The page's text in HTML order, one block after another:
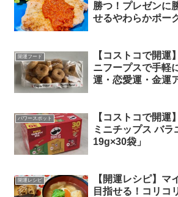
勝つ！プレゼンに
せるやわらかポー
開運フード
【コストコで開運
ニフープスで手軽
運・恋愛運・金運
パワースポット
【コストコで開運
ミニチップス バラ
19g×30袋」
開運レシピ
【開運レシピ】マ
目指せる！コリコ